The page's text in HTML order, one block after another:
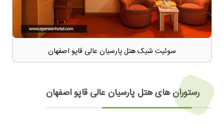
سوئیت شیک هتل پارسیان عالی قاپو اصفهان
رستوران های هتل پارسیان عالی قاپو اصفهان